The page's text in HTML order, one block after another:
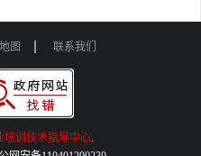
图 联系我们
培训技术指导中心.